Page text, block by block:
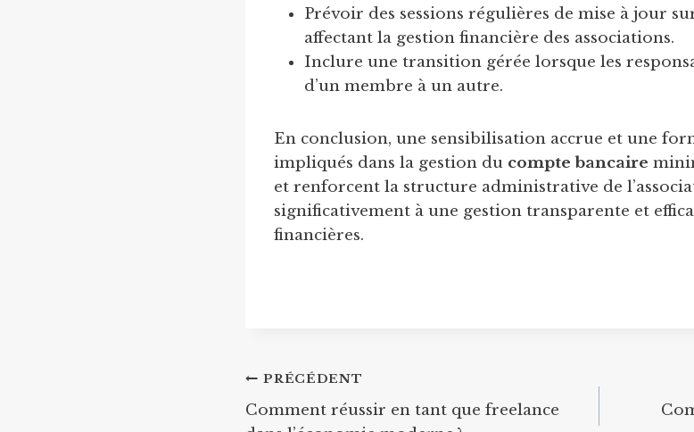
Prévoir des sessions régulières de mise à jour
affectant la gestion financière des associations.
Inclure une transition gérée lorsque les
d’un membre à un autre.
En conclusion, une sensibilisation accrue et une
impliqués dans la gestion du compte bancaire
et renforcent la structure administrative de
significativement à une gestion transparente et
financières.
Navigation
de
PRÉCÉDENT
Comment réussir en tant que freelance